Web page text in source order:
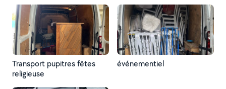
Transport pupitres fêtes
religieuse
événementiel